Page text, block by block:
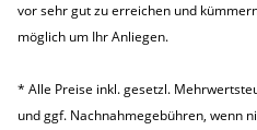
vor sehr gut zu erreichen und
möglich um Ihr Anliegen.
* Alle Preise inkl. gesetzl.
und ggf. Nachnahmegebühren, wenn